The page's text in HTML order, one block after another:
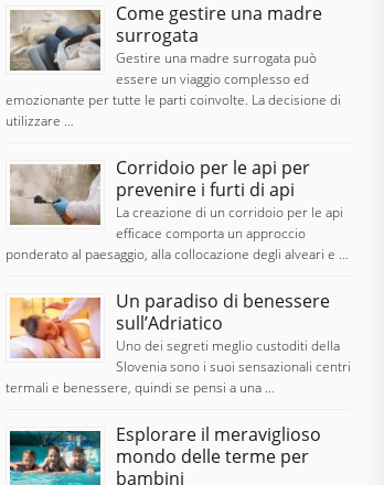
Come gestire una madre
surrogata
Gestire una madre surrogata può
essere un viaggio complesso ed
emozionante per tutte le parti coinvolte. La decisione di
utilizzare …
Corridoio per le api per
prevenire i furti di api
La creazione di un corridoio per le api
efficace comporta un approccio
ponderato al paesaggio, alla collocazione degli alveari e …
Un paradiso di benessere
sull’Adriatico
Uno dei segreti meglio custoditi della
Slovenia sono i suoi sensazionali centri
termali e benessere, quindi se pensi a una …
Esplorare il meraviglioso
mondo delle terme per
bambini